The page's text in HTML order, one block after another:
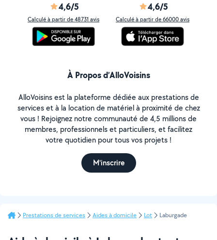
4,6/5
Calculé à partir de 48731 avis
4,6/5
Calculé à partir de 66000 avis
À Propos d’AlloVoisins
AlloVoisins est la plateforme dédiée aux prestations de
services et à la location de matériel à proximité de chez
vous ! Rejoignez notre communauté de 4,5 millions de
membres, professionnels et particuliers, et facilitez
votre quotidien pour tous vos projets !
M'inscrire
Prestations de services Aides à domicile Lot Laburgade